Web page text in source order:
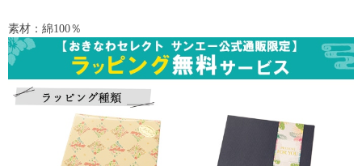
素材：綿100％